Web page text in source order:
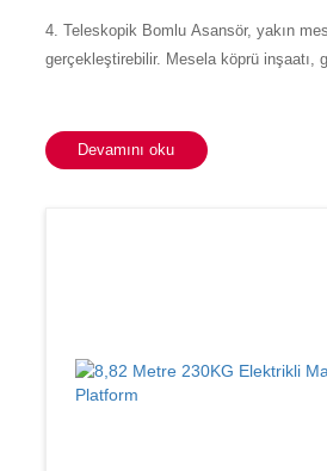
4. Teleskopik Bomlu Asansör, yakın
gerçekleştirebilir. Mesela köprü inşaatı,
Devamını oku